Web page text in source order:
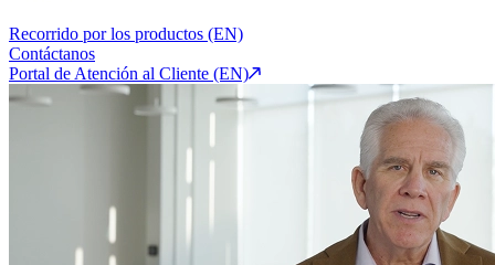
Recorrido por los productos (EN)
Contáctanos
Portal de Atención al Cliente (EN)